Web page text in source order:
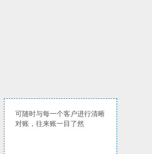
可随时与每一个客户进行清晰
对账，往来账一目了然